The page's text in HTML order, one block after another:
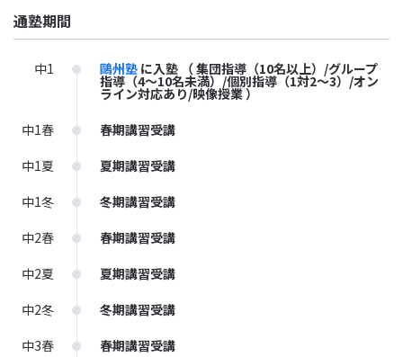
通塾期間
中1 鷗州塾 に入塾 （ 集団指導（10名以上）/グループ
指導（4～10名未満）/個別指導（1対2～3）/オン
ライン対応あり/映像授業 ）
中1春
春期講習受講
中1夏
夏期講習受講
中1冬
冬期講習受講
中2春
春期講習受講
中2夏
夏期講習受講
中2冬
冬期講習受講
中3春
春期講習受講